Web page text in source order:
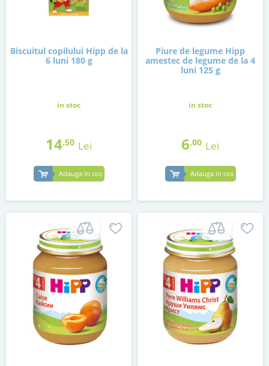
Biscuitul copilului Hipp de la
6 luni 180 g
in stoc
14,50 Lei
Adauga in cos
Piure de legume Hipp
amestec de legume de la 4
luni 125 g
in stoc
6,00 Lei
Adauga in cos